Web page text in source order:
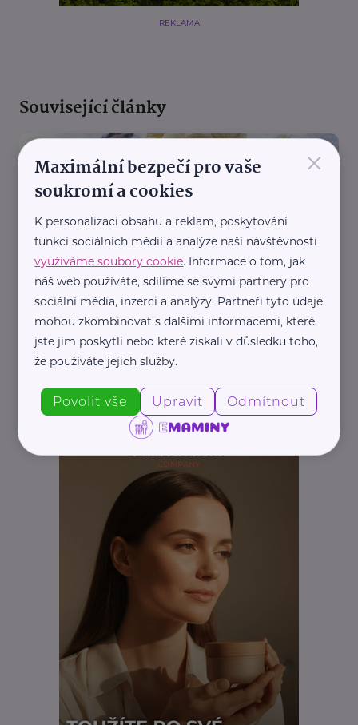
REKLAMA
Související články
Reklama
Family Market s.r.o.
Zmrzlinové dortíky
Recepty
×
Maximální bezpečí pro vaše
soukromí a cookies
K personalizaci obsahu a reklam, poskytování
funkcí sociálních médií a analýze naší návštěvnosti
využíváme soubory cookie. Informace o tom, jak
náš web používáte, sdílíme se svými partnery pro
sociální média, inzerci a analýzy. Partneři tyto údaje
mohou zkombinovat s dalšími informacemi, které
jste jim poskytli nebo které získali v důsledku toho,
že používáte jejich služby.
Povolit vše Upravit Odmítnout